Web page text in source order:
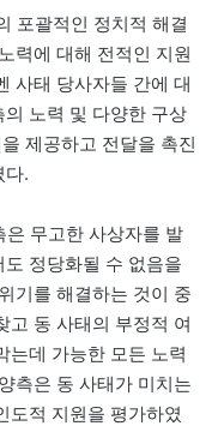
포괄적인 정치적 해결
력에 대해 전적인 지원
사태 당사자들 간에 대
노력 및 다양한 구상
제공하고 전달을 촉진
다.
무고한 사상자를 발
정당화될 수 없음을
기를 해결하는 것이 중
고 동 사태의 부정적 여
는데 가능한 모든 노력
측은 동 사태가 미치는
도적 지원을 평가하였